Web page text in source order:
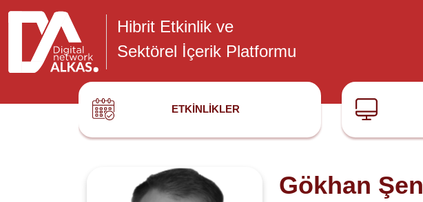
Hibrit Etkinlik ve
Sektörel İçerik Platformu
ETKINLIKLER
Gökhan Şen